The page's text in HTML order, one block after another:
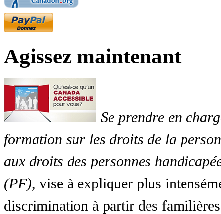
Agissez maintenant
Se prendre en
formation sur les droits de la
aux droits des personnes
(PF), vise à expliquer plus
discrimination à partir des